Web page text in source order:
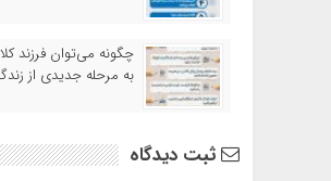
چگونه می‌توان فرزند
به مرحله جدیدی از
ثبت دیدگاه